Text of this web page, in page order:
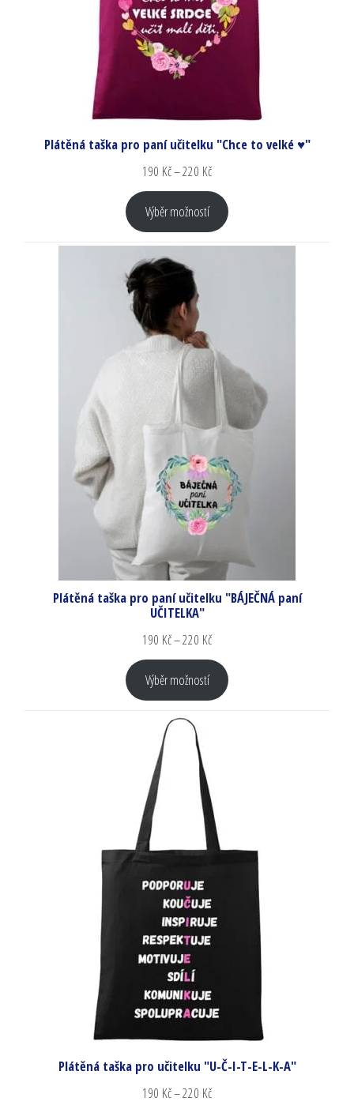
Plátěná taška pro paní učitelku "Chce to velké ♥"
190 Kč–220 Kč
Výběr možností
Plátěná taška pro paní učitelku "BÁJEČNÁ paní
UČITELKA"
190 Kč–220 Kč
Výběr možností
Plátěná taška pro učitelku "U-Č-I-T-E-L-K-A"
190 Kč–220 Kč